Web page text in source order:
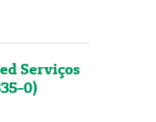
Serviços
0)